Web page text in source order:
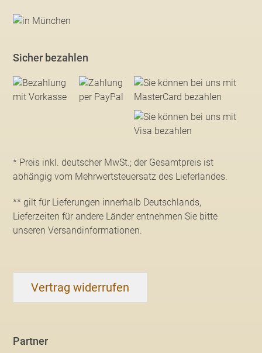
Sicher bezahlen
* Preis inkl. deutscher MwSt.; der Gesamtpreis ist
abhängig vom Mehrwertsteuersatz des Lieferlandes.
** gilt für Lieferungen innerhalb Deutschlands,
Lieferzeiten für andere Länder entnehmen Sie bitte
unseren Versandinformationen.
Vertrag widerrufen
Partner